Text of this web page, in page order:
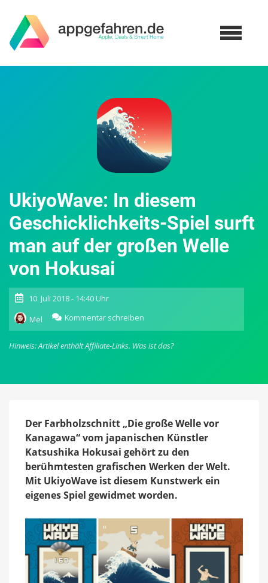
UkiyoWave: In diesem
Geschicklichkeits-Spiel surft
man auf der großen Welle
von Hokusai
10. Juli 2018 - 14:40 Uhr
Mel
Kommentar schreiben
UkiyoWave:
diesem
surft
der
großen
Welle
von
Hokusai
Hinweis: Artikel enthält Affiliate-Links. Was ist das?
Der Farbholzschnitt „Die große Welle vor
Kanagawa“ vom japanischen Künstler
Katsushika Hokusai gehört zu den
berühmtesten grafischen Werken der Welt.
Mit UkiyoWave ist diesem Kunstwerk ein
eigenes Spiel gewidmet worden.